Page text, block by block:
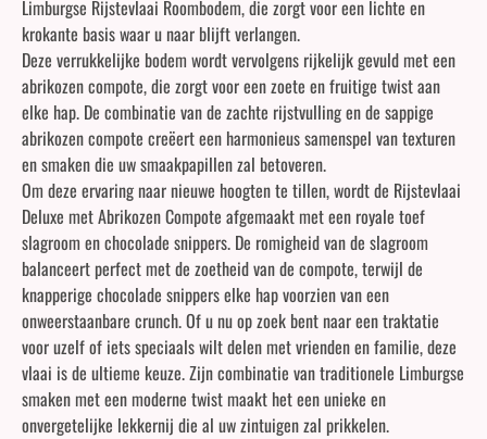
Limburgse Rijstevlaai Roombodem, die zorgt voor een lichte en
krokante basis waar u naar blijft verlangen.
Deze verrukkelijke bodem wordt vervolgens rijkelijk gevuld met een
abrikozen compote, die zorgt voor een zoete en fruitige twist aan
elke hap. De combinatie van de zachte rijstvulling en de sappige
abrikozen compote creëert een harmonieus samenspel van texturen
en smaken die uw smaakpapillen zal betoveren.
Om deze ervaring naar nieuwe hoogten te tillen, wordt de Rijstevlaai
Deluxe met Abrikozen Compote afgemaakt met een royale toef
slagroom en chocolade snippers. De romigheid van de slagroom
balanceert perfect met de zoetheid van de compote, terwijl de
knapperige chocolade snippers elke hap voorzien van een
onweerstaanbare crunch. Of u nu op zoek bent naar een traktatie
voor uzelf of iets speciaals wilt delen met vrienden en familie, deze
vlaai is de ultieme keuze. Zijn combinatie van traditionele Limburgse
smaken met een moderne twist maakt het een unieke en
onvergetelijke lekkernij die al uw zintuigen zal prikkelen.